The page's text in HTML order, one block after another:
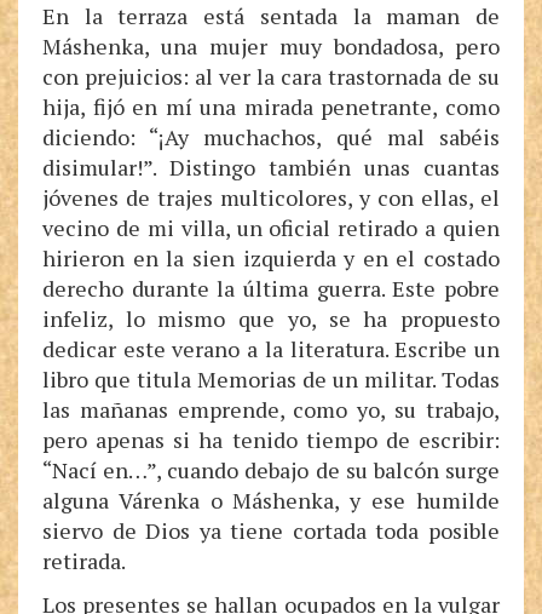
En la terraza está sentada la maman de
Máshenka, una mujer muy bondadosa, pero
con prejuicios: al ver la cara trastornada de su
hija, fijó en mí una mirada penetrante, como
diciendo: “¡Ay muchachos, qué mal sabéis
disimular!”. Distingo también unas cuantas
jóvenes de trajes multicolores, y con ellas, el
vecino de mi villa, un oficial retirado a quien
hirieron en la sien izquierda y en el costado
derecho durante la última guerra. Este pobre
infeliz, lo mismo que yo, se ha propuesto
dedicar este verano a la literatura. Escribe un
libro que titula Memorias de un militar. Todas
las mañanas emprende, como yo, su trabajo,
pero apenas si ha tenido tiempo de escribir:
“Nací en…”, cuando debajo de su balcón surge
alguna Várenka o Máshenka, y ese humilde
siervo de Dios ya tiene cortada toda posible
retirada.
Los presentes se hallan ocupados en la vulgar